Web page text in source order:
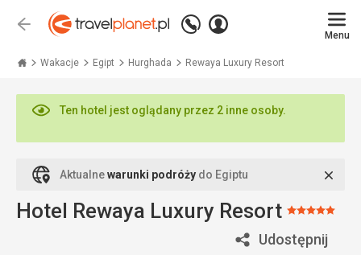
Wstecz
Zadzwoń
+48
771
70
Zaloguj
Menu
Wakacje Egipt Hurghada Rewaya Luxury Resort
Ten hotel jest oglądany przez 2 inne osoby.
Aktualnewarunki podróży do Egiptu
Hotel Rewaya Luxury Resort Ocena:
5/5
Udostępnij